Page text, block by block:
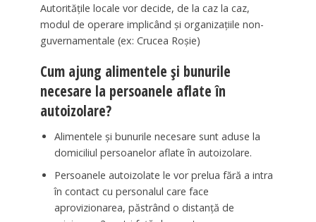
Autorităţile locale vor decide, de la caz la caz,
modul de operare implicând şi organizaţiile non-
guvernamentale (ex: Crucea Roşie)
Cum ajung alimentele şi bunurile
necesare la persoanele aflate în
autoizolare?
Alimentele şi bunurile necesare sunt aduse la
domiciliul persoanelor aflate în autoizolare.
Persoanele autoizolate le vor prelua fără a intra
în contact cu personalul care face
aprovizionarea, păstrând o distanţă de